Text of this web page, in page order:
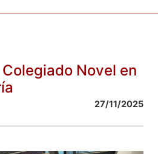
Novel en
27/11/2025